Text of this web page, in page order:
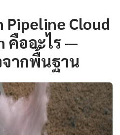
Pipeline Cloud
คืออะไร —
จากพื้นฐาน